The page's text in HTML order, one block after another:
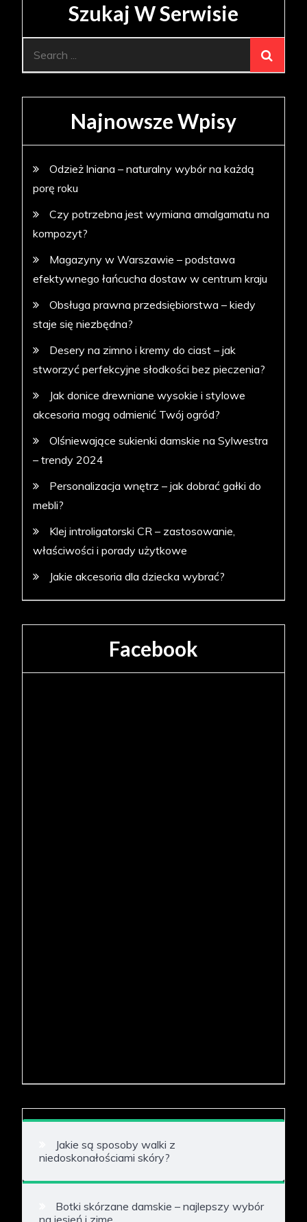
Szukaj W Serwisie
Najnowsze Wpisy
Odzież lniana – naturalny wybór na każdą
porę roku
Czy potrzebna jest wymiana amalgamatu na
kompozyt?
Magazyny w Warszawie – podstawa
efektywnego łańcucha dostaw w centrum kraju
Obsługa prawna przedsiębiorstwa – kiedy
staje się niezbędna?
Desery na zimno i kremy do ciast – jak
stworzyć perfekcyjne słodkości bez pieczenia?
Jak donice drewniane wysokie i stylowe
akcesoria mogą odmienić Twój ogród?
Olśniewające sukienki damskie na Sylwestra
– trendy 2024
Personalizacja wnętrz – jak dobrać gałki do
mebli?
Klej introligatorski CR – zastosowanie,
właściwości i porady użytkowe
Jakie akcesoria dla dziecka wybrać?
Facebook
Jakie są sposoby walki z
niedoskonałościami skóry?
Botki skórzane damskie – najlepszy wybór